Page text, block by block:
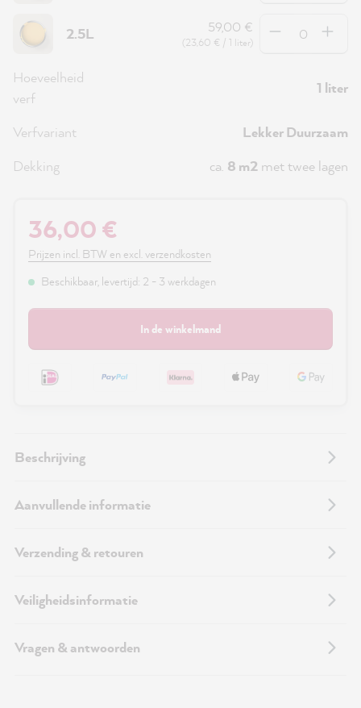
2.5L 59,00 €
(23,60 € / 1 liter)
Hoeveelheid
Hoeveelheid
verf
1 liter
Verfvariant
Lekker Duurzaam
Dekking
ca. 8 m2 met twee lagen
36,00 €
Prijzen incl. BTW en excl. verzendkosten
Beschikbaar, levertijd: 2 - 3 werkdagen
In de winkelmand
Beschrijving
Aanvullende informatie
Verzending & retouren
Veiligheidsinformatie
Vragen & antwoorden